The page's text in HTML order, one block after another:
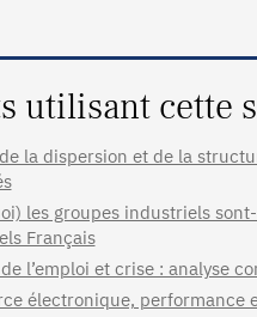
utilisant cette
la dispersion et de la
les groupes industriels
Français
l’emploi et crise : analyse
électronique, performance